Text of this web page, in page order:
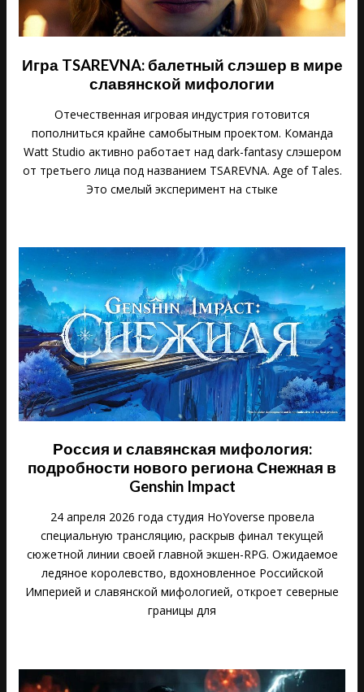
Игра TSAREVNA: балетный слэшер в мире
славянской мифологии
Отечественная игровая индустрия готовится
пополниться крайне самобытным проектом. Команда
Watt Studio активно работает над dark-fantasy слэшером
от третьего лица под названием TSAREVNA. Age of Tales.
Это смелый эксперимент на стыке
Россия и славянская мифология:
подробности нового региона Снежная в
Genshin Impact
24 апреля 2026 года студия HoYoverse провела
специальную трансляцию, раскрыв финал текущей
сюжетной линии своей главной экшен-RPG. Ожидаемое
ледяное королевство, вдохновленное Российской
Империей и славянской мифологией, откроет северные
границы для